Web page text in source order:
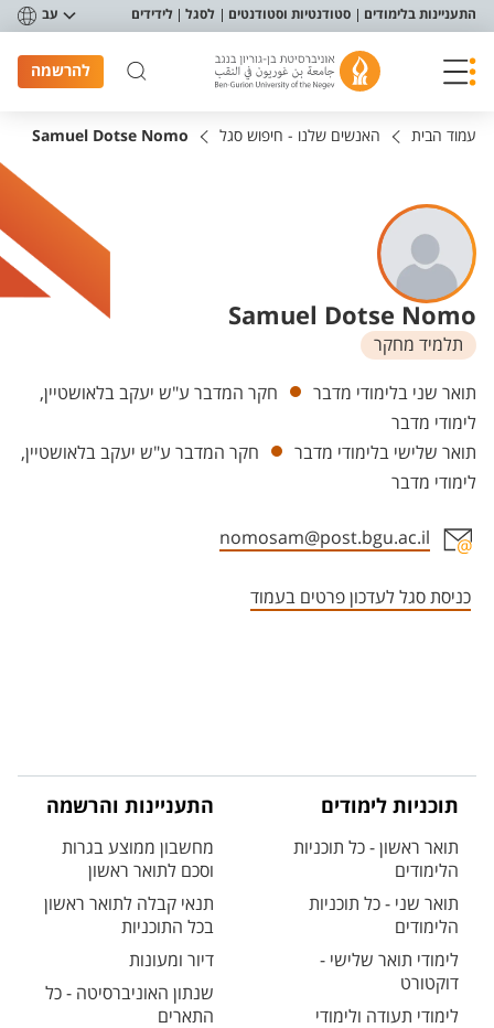
תפריט נגישות
התעניינות בלימודים סטודנטיות וסטודנטים לסגל לידידים עב
להרשמה
עמוד הבית האנשים שלנו - חיפוש סגל Samuel Dotse Nomo
Samuel Dotse Nomo
תלמיד מחקר
יחידות
תואר שני בלימודי מדבר
חקר המדבר ע"ש יעקב בלאושטיין,
לימודי מדבר
תואר שלישי בלימודי מדבר
חקר המדבר ע"ש יעקב בלאושטיין,
לימודי מדבר
nomosam@post.bgu.ac.il
כניסת סגל לעדכון פרטים בעמוד
תוכניות לימודים
תואר ראשון - כל תוכניות
הלימודים
תואר שני - כל תוכניות
הלימודים
לימודי תואר שלישי -
דוקטורט
לימודי תעודה ולימודי
התעניינות והרשמה
מחשבון ממוצע בגרות
וסכם לתואר ראשון
תנאי קבלה לתואר ראשון
בכל התוכניות
דיור ומעונות
שנתון האוניברסיטה - כל
התארים